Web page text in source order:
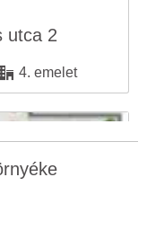
utca 2
4. emelet